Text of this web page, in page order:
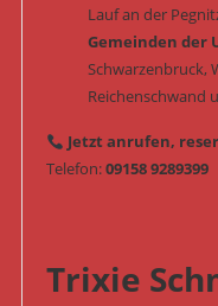
Lauf an der
Gemeinden der
Schwarzenbruck,
Reichenschwand
Jetzt anrufen,
Telefon:09158 9289399
Trixie